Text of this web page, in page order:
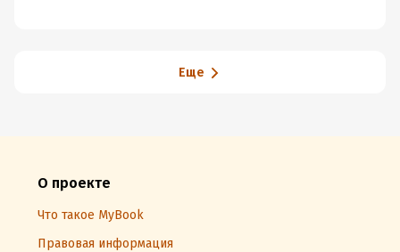
Еще
О проекте
Что такое MyBook
Правовая информация